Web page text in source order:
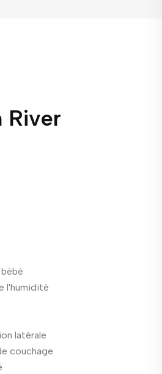
River
l'humidité
latérale
couchage